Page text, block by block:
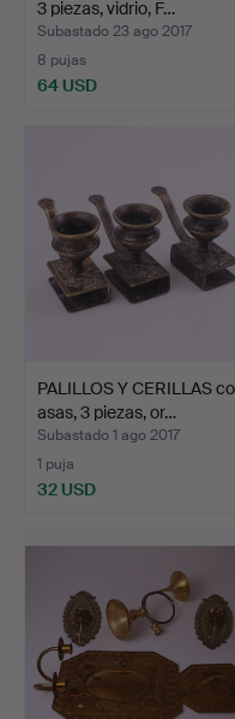
3 piezas, vidrio, F…
Subastado 23 ago 2017
8 pujas
64 USD
PALILLOS Y CERILLAS
asas, 3 piezas, or…
Subastado 1 ago 2017
1 puja
32 USD